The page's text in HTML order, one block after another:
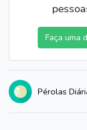
Faça uma
Pérolas